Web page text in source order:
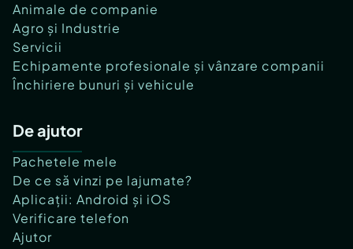
Animale de companie
Agro și Industrie
Servicii
Echipamente profesionale și vânzare companii
Închiriere bunuri și vehicule
De ajutor
Pachetele mele
De ce să vinzi pe lajumate?
Aplicații: Android și iOS
Verificare telefon
Ajutor